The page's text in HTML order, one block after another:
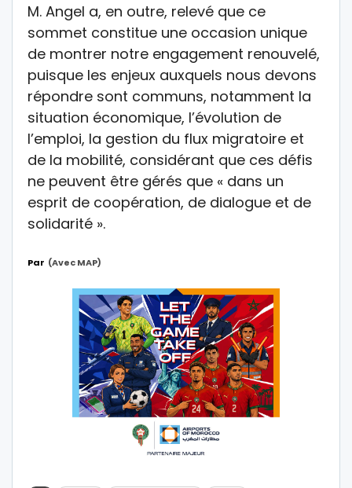
M. Angel a, en outre, relevé que ce
sommet constitue une occasion unique
de montrer notre engagement renouvelé,
puisque les enjeux auxquels nous devons
répondre sont communs, notamment la
situation économique, l’évolution de
l’emploi, la gestion du flux migratoire et
de la mobilité, considérant que ces défis
ne peuvent être gérés que « dans un
esprit de coopération, de dialogue et de
solidarité ».
Par (avec MAP)